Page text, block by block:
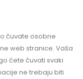
čuvate osobne
web stranice. Vaša
ćete čuvati svaki
ne trebaju biti